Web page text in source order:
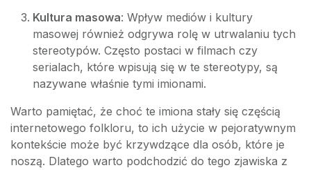
Kultura masowa: Wpływ mediów i kultury
masowej również odgrywa rolę w utrwalaniu tych
stereotypów. Często postaci w filmach czy
serialach, które wpisują się w te stereotypy, są
nazywane właśnie tymi imionami.
Warto pamiętać, że choć te imiona stały się częścią
internetowego folkloru, to ich użycie w pejoratywnym
kontekście może być krzywdzące dla osób, które je
noszą. Dlatego warto podchodzić do tego zjawiska z